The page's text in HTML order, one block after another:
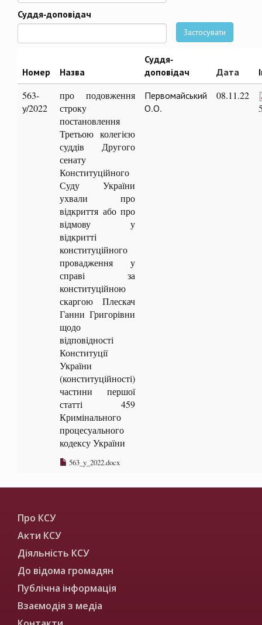
Суддя-доповідач
Застосувати
Номер Назва
Суддя-
доповідач
Дата
563-
у/2022
про подовження
строку
постановлення
Третьою колегією
суддів Другого
сенату
Конституційного
Суду України
ухвали про
відкриття або про
відмову у
відкритті
конституційного
провадження у
справі за
конституційною
скаргою Плескач
Ганни Григорівни
щодо
відповідності
Конституції
України
(конституційності)
частини першої
статті 459
Кримінального
процесуального
кодексу України
563_y_2022.docx
Первомайський
О.О.
08.11.22
Про КСУ
Акти КСУ
Діяльність КСУ
До відома громадян
Публічна інформація
Взаємодія з медіа